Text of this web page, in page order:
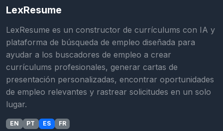
LexResume
LexResume es un constructor de currículums con IA y
plataforma de búsqueda de empleo diseñada para
ayudar a los buscadores de empleo a crear
currículums profesionales, generar cartas de
presentación personalizadas, encontrar oportunidades
de empleo relevantes y rastrear solicitudes en un solo
lugar.
EN PT ES FR